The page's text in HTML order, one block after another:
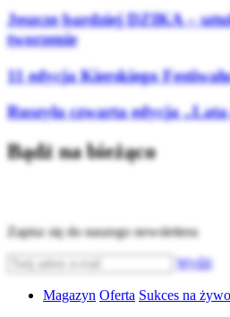
Jeszcze bardziej DZIKA –
tworzenie
11 edycja Kierskiego
Ruszyła czwarta edycja
Bądź na bieżąco
Zapisz się do naszego newslettera
Wyślij
Magazyn Oferta Sukces na żywo